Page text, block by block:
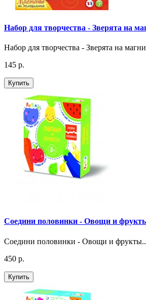
Набор для творчества - Зверята на
Набор для творчества - Зверята на
145 р.
Купить
Соедини половинки - Овощи и
Соедини половинки - Овощи и фрукты..
450 р.
Купить